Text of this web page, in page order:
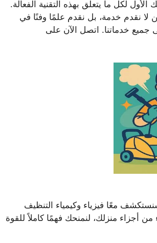
لكل ما يتعلق بهذه التقنية الفعالة.
لا نقدم خدمة، بل نقدم علمًا وفنًا في
معًا فيزياء وكيمياء التنظيف
من أجزاء منزلك، لنمنحك فهمًا كاملاً للقوة